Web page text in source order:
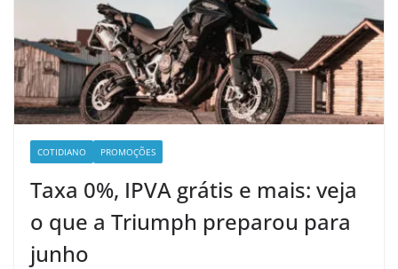
COTIDIANO PROMOÇÕES
Taxa 0%, IPVA grátis e mais: veja
o que a Triumph preparou para
junho